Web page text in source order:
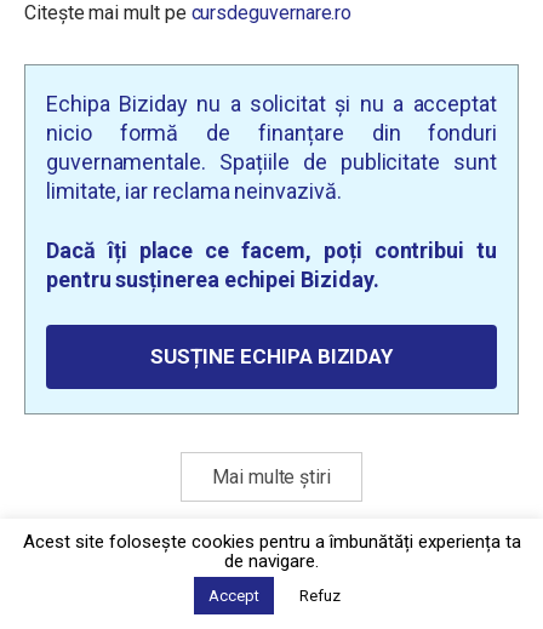
Citește mai mult pe cursdeguvernare.ro
Echipa Biziday nu a solicitat și nu a acceptat
nicio formă de finanțare din fonduri
guvernamentale. Spațiile de publicitate sunt
limitate, iar reclama neinvazivă.
Dacă îți place ce facem, poți contribui tu
pentru susținerea echipei Biziday.
SUSȚINE ECHIPA BIZIDAY
Mai multe știri
Politica de confidențialitate
2026 © Biziday
Acest site foloseşte cookies pentru a îmbunătăți experiența ta
de navigare.
Accept Refuz